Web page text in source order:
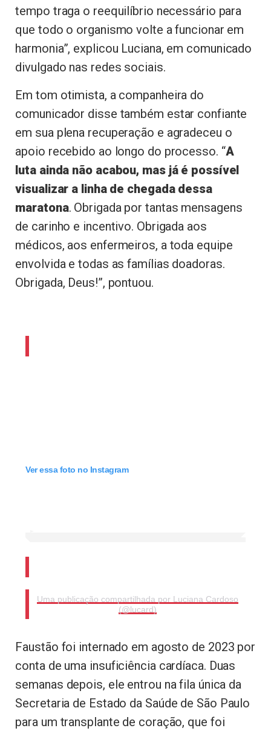
tempo traga o reequilíbrio necessário para
que todo o organismo volte a funcionar em
harmonia”, explicou Luciana, em comunicado
divulgado nas redes sociais.
Em tom otimista, a companheira do
comunicador disse também estar confiante
em sua plena recuperação e agradeceu o
apoio recebido ao longo do processo. “A
luta ainda não acabou, mas já é possível
visualizar a linha de chegada dessa
maratona. Obrigada por tantas mensagens
de carinho e incentivo. Obrigada aos
médicos, aos enfermeiros, a toda equipe
envolvida e todas as famílias doadoras.
Obrigada, Deus!”, pontuou.
Ver essa foto no Instagram
Uma publicação compartilhada por Luciana Cardoso
(@lucard)
Faustão foi internado em agosto de 2023 por
conta de uma insuficiência cardíaca. Duas
semanas depois, ele entrou na fila única da
Secretaria de Estado da Saúde de São Paulo
para um transplante de coração, que foi